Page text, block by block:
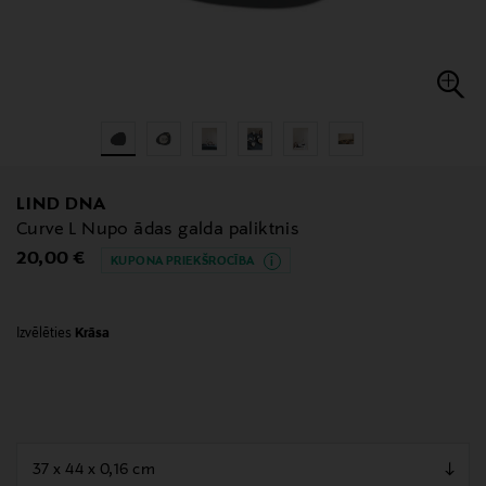
LIND DNA
Curve L Nupo ādas galda paliktnis
Original Price
20,00 € KUPONA PRIEKŠROCĪBA
Izvēlēties Krāsa